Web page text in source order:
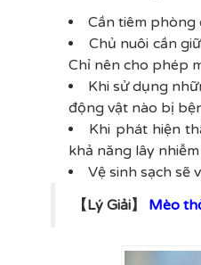
Cần tiêm phòng
Chủ nuôi cần
Chỉ nên cho phép
Khi sử dụng
động vật nào bị
Khi phát hiện
khả năng lây nhiễm
Vệ sinh sạch sẽ
【Lý Giải】 Mèo